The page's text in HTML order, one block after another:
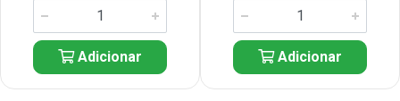
Adicionar Adicionar